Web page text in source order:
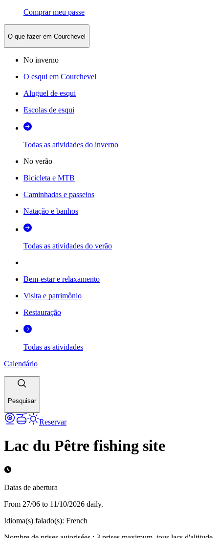
Comprar meu passe
O que fazer em Courchevel
No inverno
O esqui em Courchevel
Aluguel de esqui
Escolas de esqui
Todas as atividades do inverno
No verão
Bicicleta e MTB
Caminhadas e passeios
Natação e banhos
Todas as atividades do verão
Bem-estar e relaxamento
Visita e patrimônio
Restauração
Todas as atividades
Calendário
Pesquisar
Reservar
Lac du Pêtre fishing site
Datas de abertura
From 27/06 to 11/10/2026 daily.
Idioma(s) falado(s): French